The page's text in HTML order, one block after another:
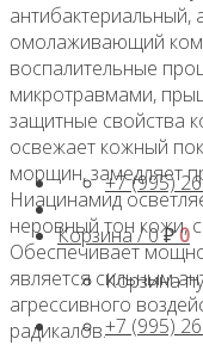
+7 (995)
Корзина /0₽0
Корзина
+7 (995)
антибактериальный,
омолаживающий
воспалительные
микротравмами,
защитные свойства
освежает кожный
морщин, замедляет
Ниацинамид
неровный тон кожи,
Обеспечивает
является сильным
агрессивного
радикалов.